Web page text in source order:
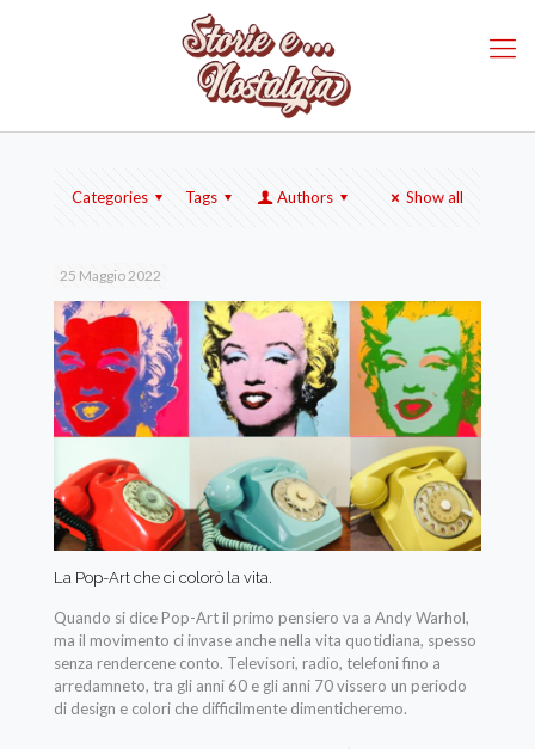
Categories Tags Authors Show all
25 Maggio 2022
La Pop-Art che ci colorò la vita.
Quando si dice Pop-Art il primo pensiero va a Andy Warhol,
ma il movimento ci invase anche nella vita quotidiana, spesso
senza rendercene conto. Televisori, radio, telefoni fino a
arredamneto, tra gli anni 60 e gli anni 70 vissero un periodo
di design e colori che difficilmente dimenticheremo.